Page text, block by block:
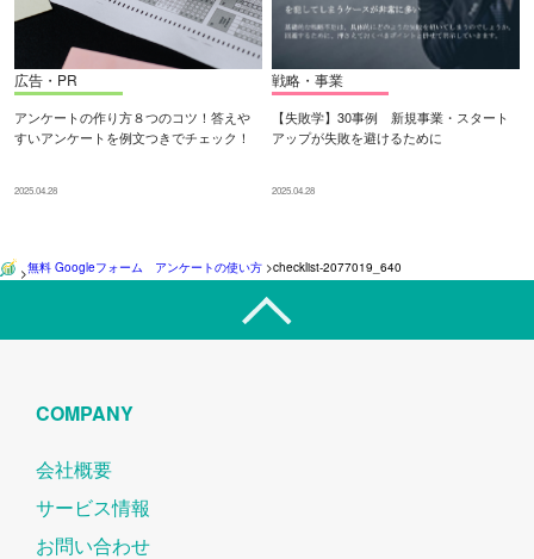
広告・PR
アンケートの作り方８つのコツ！答えや
すいアンケートを例文つきでチェック！
2025.04.28
戦略・事業
【失敗学】30事例 新規事業・スタート
アップが失敗を避けるために
2025.04.28
>無料 Googleフォーム アンケートの使い方>checklist-2077019_640
COMPANY
会社概要
サービス情報
お問い合わせ